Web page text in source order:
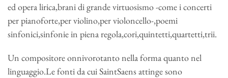
ed opera lirica,brani di grande virtuosismo -come i concerti
per pianoforte,per violino,per violoncello-,poemi
sinfonici,sinfonie in piena regola,cori,quintetti,quartetti,trii.
Un compositore onnivorotanto nella forma quanto nel
linguaggio.Le fonti da cui SaintSaens attinge sono